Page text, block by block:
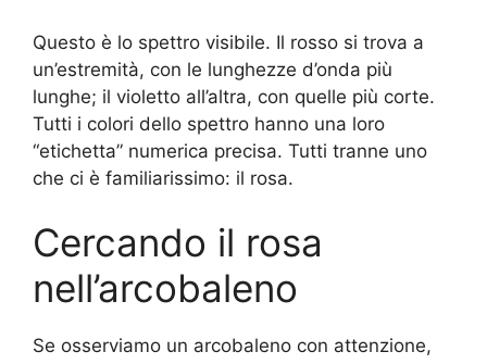
Questo è lo spettro visibile. Il rosso si trova a
un’estremità, con le lunghezze d’onda più
lunghe; il violetto all’altra, con quelle più corte.
Tutti i colori dello spettro hanno una loro
“etichetta” numerica precisa. Tutti tranne uno
che ci è familiarissimo: il rosa.
Cercando il rosa
nell’arcobaleno
Se osserviamo un arcobaleno con attenzione,